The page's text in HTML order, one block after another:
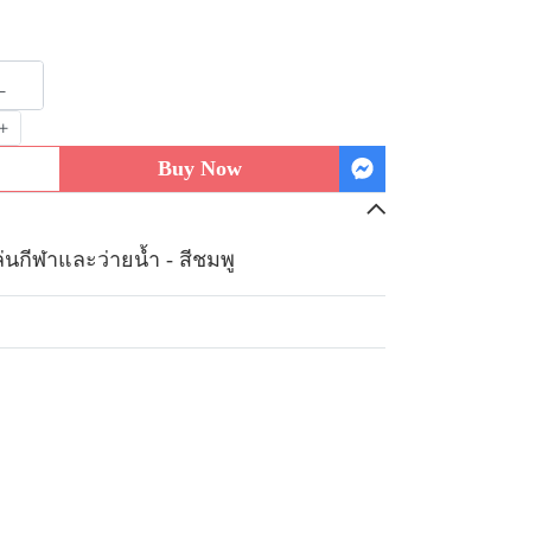
Buy Now
นกีฬาและว่ายน้ำ - สีชมพู